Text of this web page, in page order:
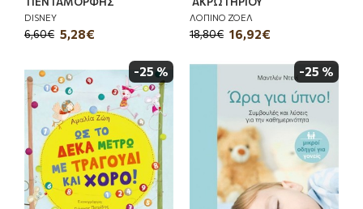
DISNEY
5,28€
6,60€
ΛΟΠΙΝΟ ΖΟΕΛ
16,92€
18,80€
-25 % -25 %